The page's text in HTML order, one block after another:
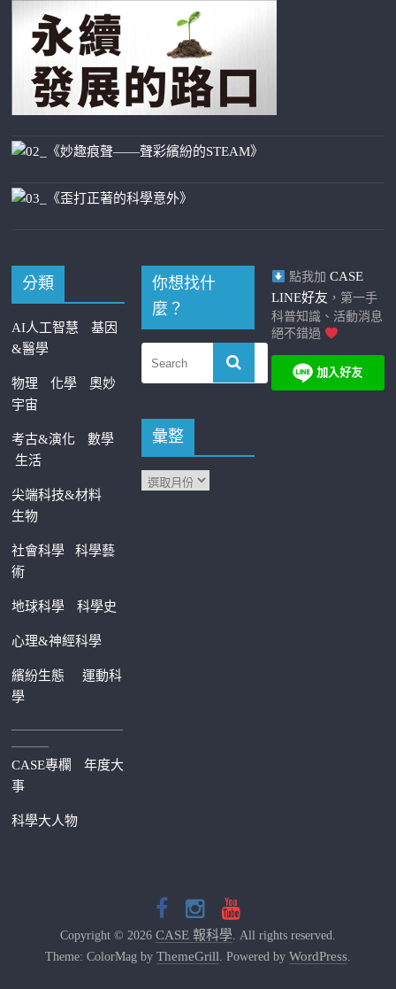
分類
AI人工智慧
基因
&醫學
物理 化學
奧妙
宇宙
考古&演化
數學
生活
尖端科技&材料
生物
社會科學科學藝
術
地球科學 科學史
心理&神經科學
繽紛生態運動科
學
—————————
———
CASE專欄
年度大
事
科學大人物
你想找什
麼？
彙整
點我加 CASE
LINE好友 ，第一手
科普知識、活動消息
絕不錯過
Copyright © 2026 CASE 報科學. All rights reserved.
Theme: ColorMag by ThemeGrill. Powered by WordPress.